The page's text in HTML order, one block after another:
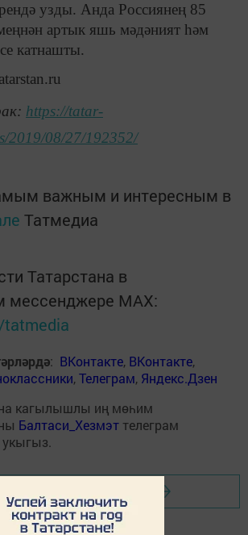
узды. Анда Россиянең 85
артык яшь мәдәният һәм
катнашты.
https://tatar-
2019/08/27/192352/
важным и интересным в
Татмедиа
Татарстана в
мессенджере MАХ:
: ВКонтакте, ВКонтакте,
,Телеграм, Яндекс.Дзен
кагылышлы иң мөһим
Балтаси_Хезмэт телеграм
на страницу новости